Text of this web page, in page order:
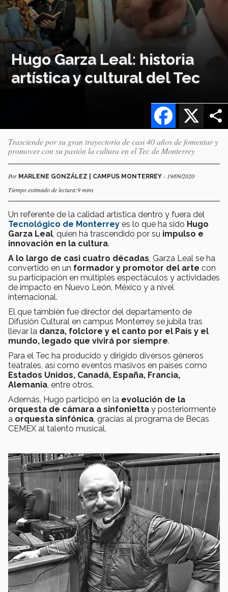
Hugo Garza Leal: historia
artística y cultural del Tec
X
Facebook
Trasciende por su gran trayectoria de casi 40 años de fomentar y
promover con su pasión la cultura en el Tec de Monterrey
Por MARLENE GONZÁLEZ | CAMPUS MONTERREY - 19/09/2020
Tiempo estimado de lectura:9 mins
Un referente de la calidad artística dentro y fuera del
Tecnológico de Monterrey es lo que ha sido Hugo
Garza Leal , quien ha trascendido por su impulso e
innovación en la cultura.
A lo largo de casi cuatro décadas , Garza Leal se ha
convertido en un formador y promotor del arte con
su participación en múltiples espectáculos y actividades
de impacto en Nuevo León, México y a nivel
internacional.
El que también fue director del departamento de
Difusión Cultural en campus Monterrey se jubila tras
llevar la danza, folclore y el canto por el País y el
mundo, legado que vivirá por siempre.
Para el Tec ha producido y dirigido diversos géneros
teatrales, así como eventos masivos en países como
Estados Unidos, Canadá, España, Francia,
Alemania , entre otros.
Además, Hugo participó en la evolución de la
orquesta de cámara a sinfonietta y posteriormente
a orquesta sinfónica , gracias al programa de Becas
CEMEX al talento musical.